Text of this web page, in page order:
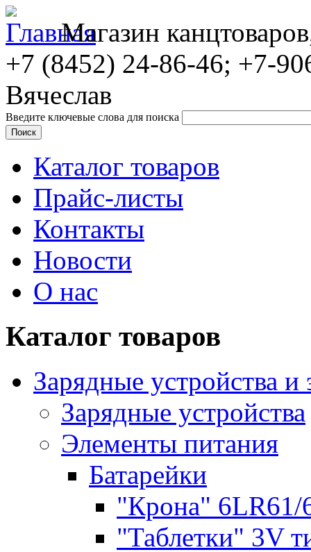
Магазин
+7 (8452) 24-86-46; +7-
Вячеслав
Введите ключевые слова для поиска
Каталог товаров
Прайс-листы
Контакты
Новости
О нас
Каталог товаров
Зарядные устройства
Зарядные устройства
Элементы питания
Батарейки
"Крона" 6LR61/
"Таблетки" 3V